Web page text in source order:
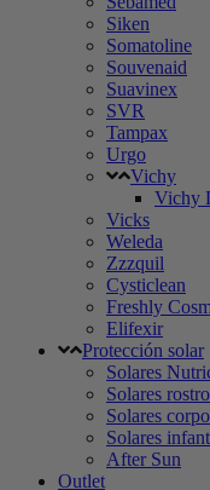
Siken
Somatoline
Souvenaid
Suavinex
SVR
Tampax
Urgo
Vichy
Vichy
Vicks
Weleda
Zzzquil
Cysticlean
Freshly
Elifexir
Protección solar
Solares
Solares rostro
Solares
Solares
After Sun
Outlet